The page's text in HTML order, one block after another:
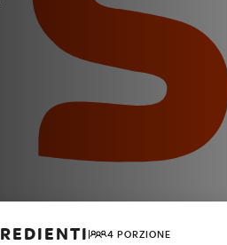
4 PORZIONE